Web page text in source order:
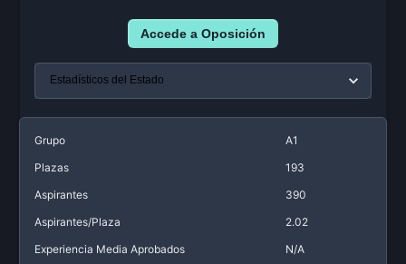
Accede a Oposición
Grupo
A1
Plazas
193
Aspirantes
390
Aspirantes/Plaza
2.02
Experiencia Media Aprobados
N/A